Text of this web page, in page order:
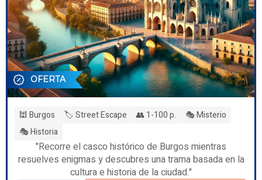
OFERTA
🕍 Burgos 🏷️ Street Escape 👥 1-100 p.
🎭 Misterio
🎭 Historia
"Recorre el casco histórico de Burgos mientras
resuelves enigmas y descubres una trama basada en la
cultura e historia de la ciudad."